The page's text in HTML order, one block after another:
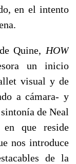
en el intento
Quine, HOW
un inicio
visual y de
a cámara- y
de Neal
que reside
nos introduce
de la